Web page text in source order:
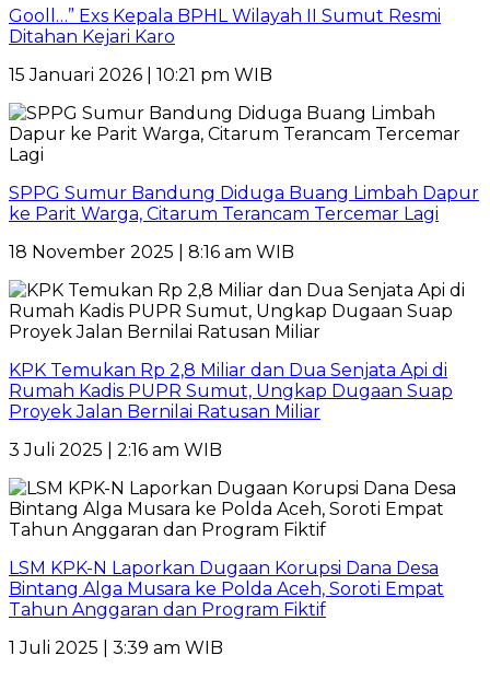
Gooll…” Exs Kepala BPHL Wilayah II Sumut Resmi
Ditahan Kejari Karo
15 Januari 2026 | 10:21 pm WIB
SPPG Sumur Bandung Diduga Buang Limbah Dapur
ke Parit Warga, Citarum Terancam Tercemar Lagi
18 November 2025 | 8:16 am WIB
KPK Temukan Rp 2,8 Miliar dan Dua Senjata Api di
Rumah Kadis PUPR Sumut, Ungkap Dugaan Suap
Proyek Jalan Bernilai Ratusan Miliar
3 Juli 2025 | 2:16 am WIB
LSM KPK-N Laporkan Dugaan Korupsi Dana Desa
Bintang Alga Musara ke Polda Aceh, Soroti Empat
Tahun Anggaran dan Program Fiktif
1 Juli 2025 | 3:39 am WIB